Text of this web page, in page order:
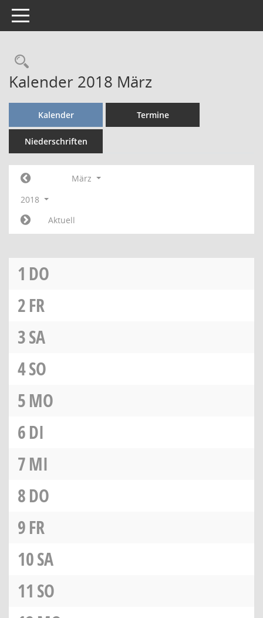
Toggle navigation
Rechercheauswahl
Kalender 2018 März
Kalender Termine
Niederschriften
März
2018
Aktuell
1 DO
2FR
3SA
4SO
5MO
6DI
7MI
8DO
9FR
10SA
11 SO